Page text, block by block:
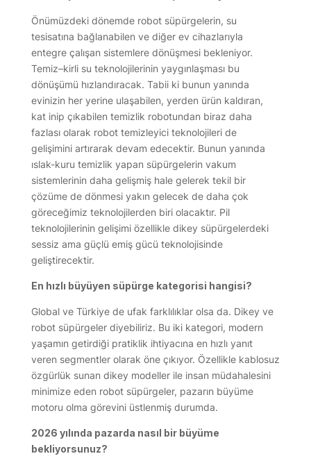
Önümüzdeki dönemde robot süpürgelerin, su
tesisatına bağlanabilen ve diğer ev cihazlarıyla
entegre çalışan sistemlere dönüşmesi bekleniyor.
Temiz–kirli su teknolojilerinin yaygınlaşması bu
dönüşümü hızlandıracak. Tabii ki bunun yanında
evinizin her yerine ulaşabilen, yerden ürün kaldıran,
kat inip çıkabilen temizlik robotundan biraz daha
fazlası olarak robot temizleyici teknolojileri de
gelişimini artırarak devam edecektir. Bunun yanında
ıslak-kuru temizlik yapan süpürgelerin vakum
sistemlerinin daha gelişmiş hale gelerek tekil bir
çözüme de dönmesi yakın gelecek de daha çok
göreceğimiz teknolojilerden biri olacaktır. Pil
teknolojilerinin gelişimi özellikle dikey süpürgelerdeki
sessiz ama güçlü emiş gücü teknolojisinde
geliştirecektir.
En hızlı büyüyen süpürge kategorisi hangisi?
Global ve Türkiye de ufak farklılıklar olsa da. Dikey ve
robot süpürgeler diyebiliriz. Bu iki kategori, modern
yaşamın getirdiği pratiklik ihtiyacına en hızlı yanıt
veren segmentler olarak öne çıkıyor. Özellikle kablosuz
özgürlük sunan dikey modeller ile insan müdahalesini
minimize eden robot süpürgeler, pazarın büyüme
motoru olma görevini üstlenmiş durumda.
2026 yılında pazarda nasıl bir büyüme
bekliyorsunuz?